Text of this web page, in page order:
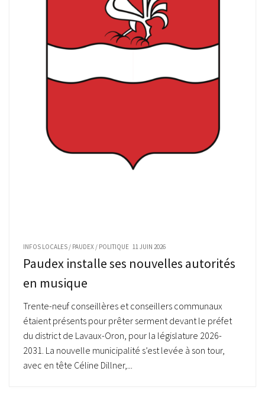
INFOS LOCALES / PAUDEX / POLITIQUE 11 JUIN 2026
Paudex installe ses nouvelles autorités
en musique
Trente-neuf conseillères et conseillers communaux
étaient présents pour prêter serment devant le préfet
du district de Lavaux-Oron, pour la législature 2026-
2031. La nouvelle municipalité s’est levée à son tour,
avec en tête Céline Dillner,...